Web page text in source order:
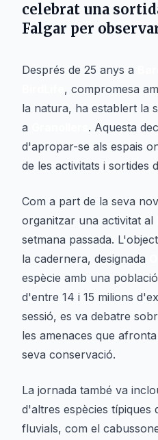
celebrat una
Falgar per
Després de 25 anys a
, compromesa
la natura, ha establert la
a
. Aquesta
d'apropar-se als espais
de les activitats i sortides
Com a part de la seva
organitzar una activitat al
setmana passada.
la cadernera, designada
espècie amb una
d'entre 14 i 15 milions
sessió, es va debatre
les amenaces que
seva conservació.
La jornada també va
d'altres espècies típiques
fluvials, com el